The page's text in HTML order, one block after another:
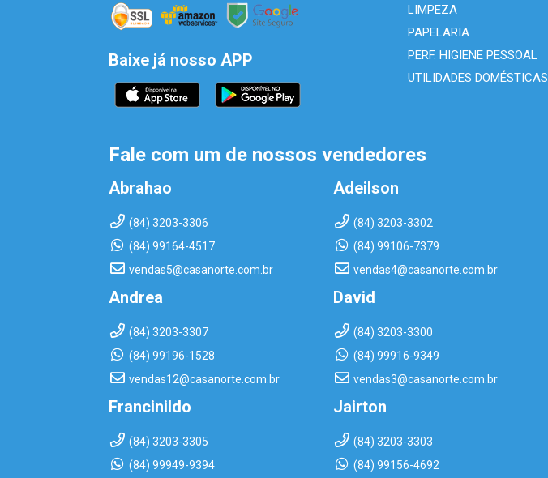
Baixe já nosso APP
LIMPEZA
PAPELARIA
PERF. HIGIENE PESSOAL
UTILIDADES DOMÉSTICAS
Fale com um de nossos vendedores
Abrahao
(84) 3203-3306
(84) 99164-4517
vendas5@casanorte.com.br
Adeilson
(84) 3203-3302
(84) 99106-7379
vendas4@casanorte.com.br
Andrea
(84) 3203-3307
(84) 99196-1528
vendas12@casanorte.com.br
David
(84) 3203-3300
(84) 99916-9349
vendas3@casanorte.com.br
Francinildo
(84) 3203-3305
(84) 99949-9394
Jairton
(84) 3203-3303
(84) 99156-4692